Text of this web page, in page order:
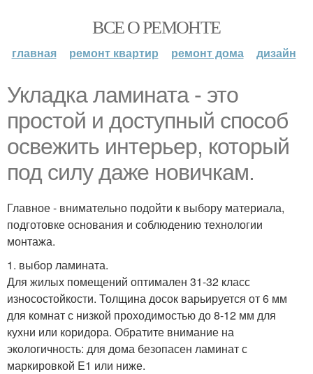
ВСЕ О РЕМОНТЕ
главная ремонт квартир ремонт дома дизайн
Укладка ламината - это
простой и доступный способ
освежить интерьер, который
под силу даже новичкам.
Главное - внимательно подойти к выбору материала,
подготовке основания и соблюдению технологии
монтажа.
1. выбор ламината.
Для жилых помещений оптимален 31-32 класс
износостойкости. Толщина досок варьируется от 6 мм
для комнат с низкой проходимостью до 8-12 мм для
кухни или коридора. Обратите внимание на
экологичность: для дома безопасен ламинат с
маркировкой E1 или ниже.